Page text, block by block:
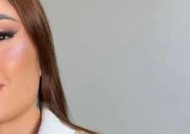
para la posesión presidencial de Abelardo De La
LO ÚLTIMO